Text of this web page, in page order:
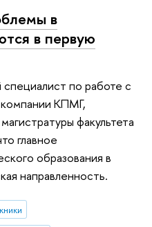
в
в первую
специалист по работе с
КПМГ,
факультета
главное
образования в
направленность.